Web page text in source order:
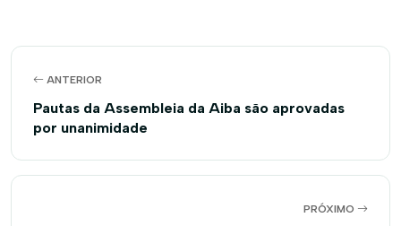
ANTERIOR
Pautas da Assembleia da Aiba são aprovadas
por unanimidade
PRÓXIMO